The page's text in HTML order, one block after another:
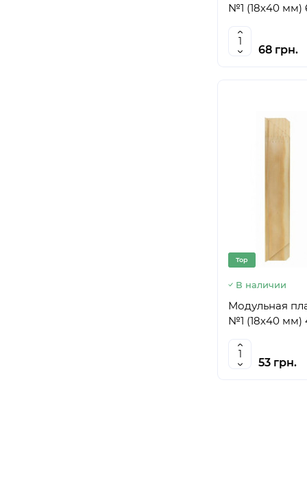
№1 (18х40 мм)
68 грн.
Top
В наличии
Модульная
№1 (18х40 мм)
53 грн.